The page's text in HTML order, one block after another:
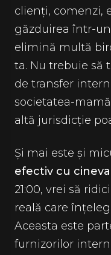
clienți, comenzi,
găzduirea într-
elimină multă
ta. Nu trebuie să
de transfer
societatea-
altă jurisdicție
Și mai este și
efectiv cu cineva
21:00, vrei să
reală care
Aceasta este
furnizorilor